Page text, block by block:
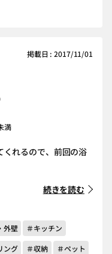
掲載日 : 2017/11/01
満
くれるので、前回の浴
続きを読む
外壁
＃キッチン
ング ＃収納
＃ペット